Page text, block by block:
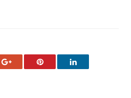
Google+ Pinterest LinkedIn